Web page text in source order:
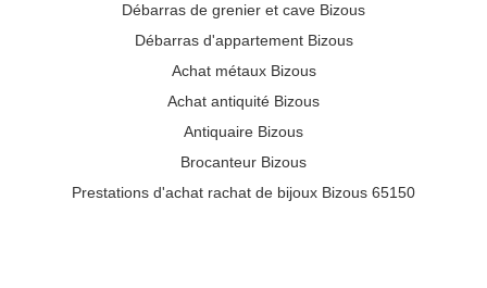
Débarras de grenier et cave Bizous
Débarras d'appartement Bizous
Achat métaux Bizous
Achat antiquité Bizous
Antiquaire Bizous
Brocanteur Bizous
Prestations d'achat rachat de bijoux Bizous 65150